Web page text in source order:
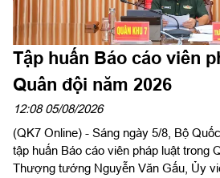
Tập huấn Báo cáo viên
Quân đội năm 2026
12:08 05/08/2026
(QK7 Online) - Sáng ngày 5/8, Bộ
tập huấn Báo cáo viên pháp luật trong
Thượng tướng Nguyễn Văn Gấu, Ủy